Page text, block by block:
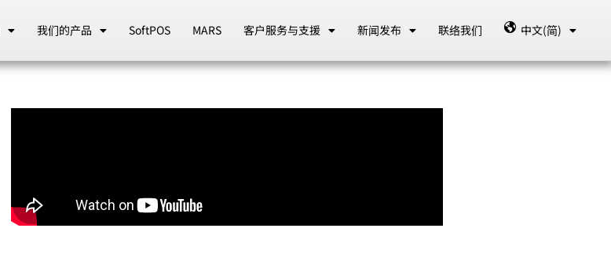
我们的产品 SoftPOS MARS 客户服务与支援 新闻发布 联络我们 中文(简)